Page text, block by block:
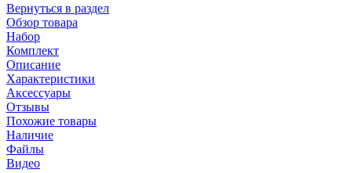
Вернуться в раздел
Обзор товара
Набор
Комплект
Описание
Характеристики
Аксессуары
Отзывы
Похожие товары
Наличие
Файлы
Видео